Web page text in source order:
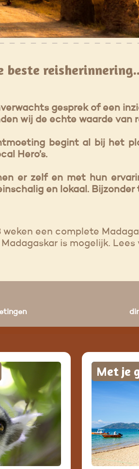
beste
gesprek of een
wij de echte waarde van
begint al bij het
Hero’s.
er zelf en met hun
en lokaal. Bijzonder
een complete
is mogelijk. Lees
Met je